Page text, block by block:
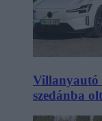
Villanyautó
szedánba